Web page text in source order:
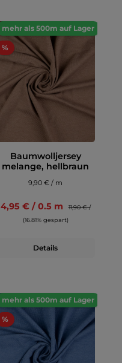
mehr als 500m auf Lager
%
Baumwolljersey
melange, hellbraun
9,90 € / m
4,95 € / 0.5 m
11,90 € /
(16.81% gespart)
Details
mehr als 500m auf Lager
%